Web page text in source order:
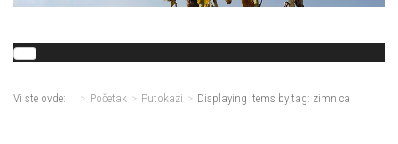
Vi ste ovde: Početak Putokazi Displaying items by tag: zimnica